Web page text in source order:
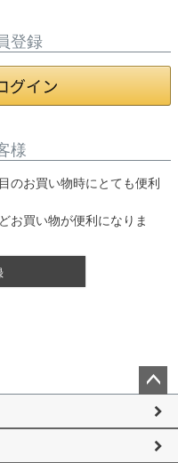
登録
様
のお買い物時にとても便利
お買い物が便利になりま
ペー
ップ